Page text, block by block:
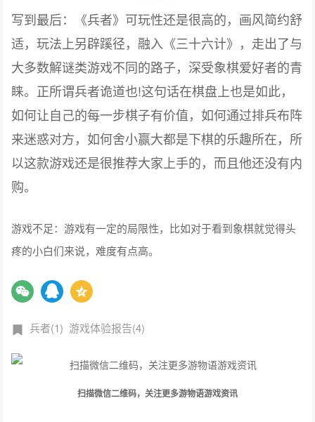
写到最后：《兵者》可玩性还是很高的，画风简约舒
适，玩法上另辟蹊径，融入《三十六计》，走出了与
大多数解谜类游戏不同的路子，深受象棋爱好者的青
睐。正所谓兵者诡道也!这句话在棋盘上也是如此，
如何让自己的每一步棋子有价值，如何通过排兵布阵
来迷惑对方，如何舍小赢大都是下棋的乐趣所在，所
以这款游戏还是很推荐大家上手的，而且他还没有内
购。
游戏不足：游戏有一定的局限性，比如对于看到象棋就觉得头
疼的小白们来说，难度有点高。
兵者(1) 游戏体验报告(4)
扫描微信二维码，关注更多游物语游戏资讯